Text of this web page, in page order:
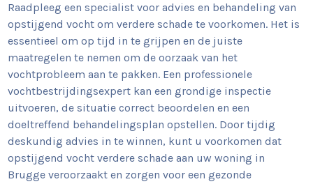
Raadpleeg een specialist voor advies en behandeling van
opstijgend vocht om verdere schade te voorkomen. Het is
essentieel om op tijd in te grijpen en de juiste
maatregelen te nemen om de oorzaak van het
vochtprobleem aan te pakken. Een professionele
vochtbestrijdingsexpert kan een grondige inspectie
uitvoeren, de situatie correct beoordelen en een
doeltreffend behandelingsplan opstellen. Door tijdig
deskundig advies in te winnen, kunt u voorkomen dat
opstijgend vocht verdere schade aan uw woning in
Brugge veroorzaakt en zorgen voor een gezonde